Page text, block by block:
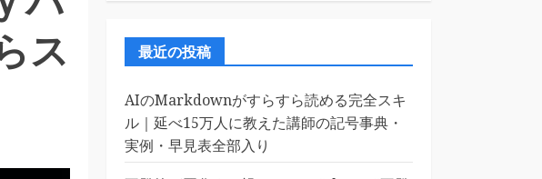
ス
最近の投稿
AIのMarkdownがすらすら読める完全スキ
ル｜延べ15万人に教えた講師の記号事典・
実例・早見表全部入り